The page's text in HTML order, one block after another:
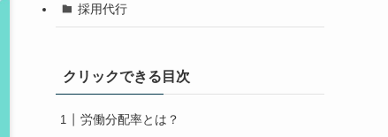
採用代行
クリックできる目次
労働分配率とは？